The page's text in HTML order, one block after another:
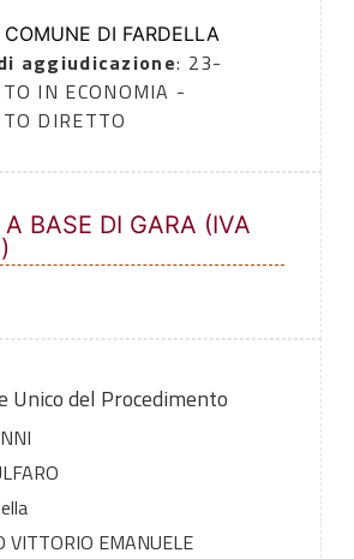
COMUNE DI FARDELLA
aggiudicazione: 23-
IN ECONOMIA -
DIRETTO
A BASE DI GARA (IVA
Unico del Procedimento
VITTORIO EMANUELE